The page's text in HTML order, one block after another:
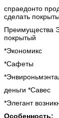
спраедонто
сделать
Преимущества
покрытый
*Экономикс
*Сафеты
деньги *Савес
*Элегант
Особенность: